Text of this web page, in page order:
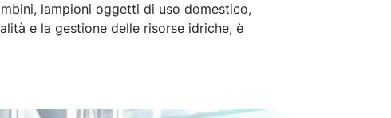
lampioni oggetti di uso domestico,
e la gestione delle risorse idriche, è